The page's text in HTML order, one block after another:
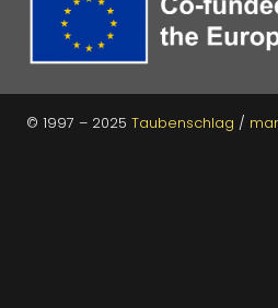
© 1997 – 2025 Taubenschlag /